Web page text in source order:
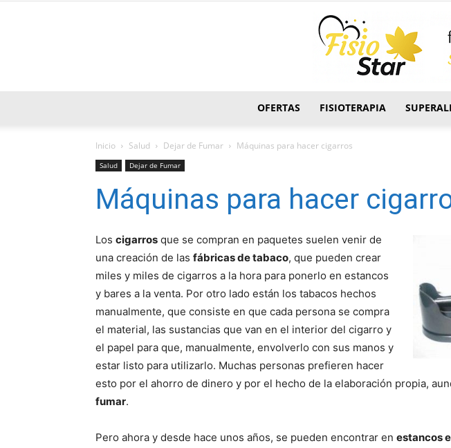
OFERTAS FISIOTERAPIA
Inicio Salud Dejar de Fumar Máquinas para hacer cigarros
Salud Dejar de Fumar
Máquinas para hacer
Los cigarros que se compran en paquetes suelen venir de
una creación de las fábricas de tabaco, que pueden crear
miles y miles de cigarros a la hora para ponerlo en estancos
y bares a la venta. Por otro lado están los tabacos hechos
manualmente, que consiste en que cada persona se compra
el material, las sustancias que van en el interior del cigarro y
el papel para que, manualmente, envolverlo con sus manos y
estar listo para utilizarlo. Muchas personas prefieren hacer
esto por el ahorro de dinero y por el hecho de la elaboración propia,
fumar.
Pero ahora y desde hace unos años, se pueden encontrar en estancos